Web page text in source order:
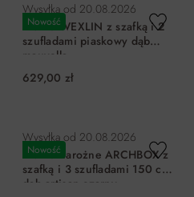
Nowość
Wysyłka od 20.08.2026
Biurko WEXLIN z szafką i 2
szufladami piaskowy dąb
mauvella
629,00 zł
Nowość
Wysyłka od 20.08.2026
Biurko narożne ARCHBOX z
szafką i 3 szufladami 150 cm
dąb artisan czarny